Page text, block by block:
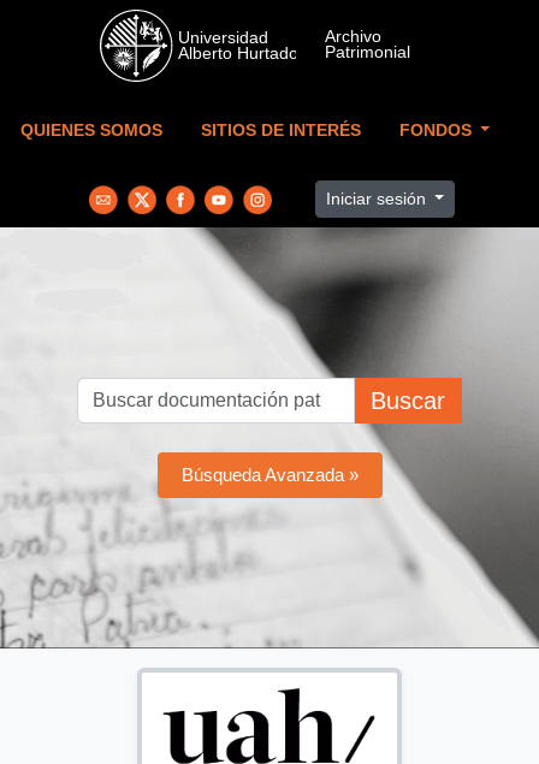
Skip to main content
QUIENES SOMOS SITIOS DE INTERÉS FONDOS
Iniciar sesión
Buscar
Búsqueda Avanzada »